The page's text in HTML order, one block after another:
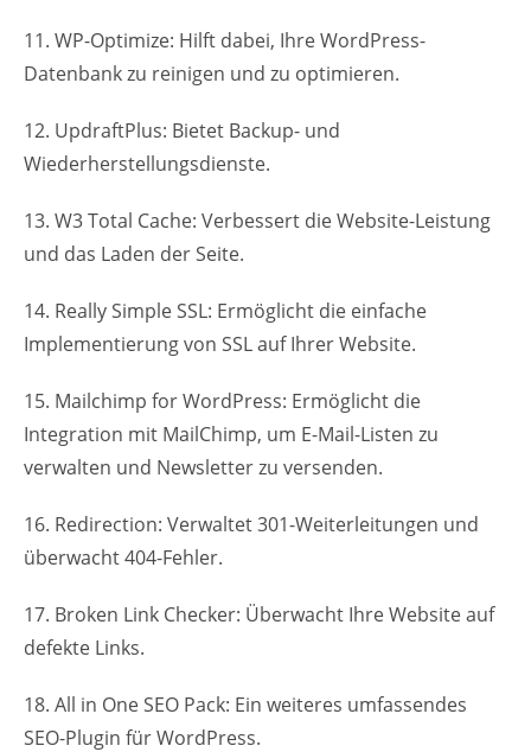
11. WP-Optimize: Hilft dabei, Ihre WordPress-
Datenbank zu reinigen und zu optimieren.
12. UpdraftPlus: Bietet Backup- und
Wiederherstellungsdienste.
13. W3 Total Cache: Verbessert die Website-Leistung
und das Laden der Seite.
14. Really Simple SSL: Ermöglicht die einfache
Implementierung von SSL auf Ihrer Website.
15. Mailchimp for WordPress: Ermöglicht die
Integration mit MailChimp, um E-Mail-Listen zu
verwalten und Newsletter zu versenden.
16. Redirection: Verwaltet 301-Weiterleitungen und
überwacht 404-Fehler.
17. Broken Link Checker: Überwacht Ihre Website auf
defekte Links.
18. All in One SEO Pack: Ein weiteres umfassendes
SEO-Plugin für WordPress.